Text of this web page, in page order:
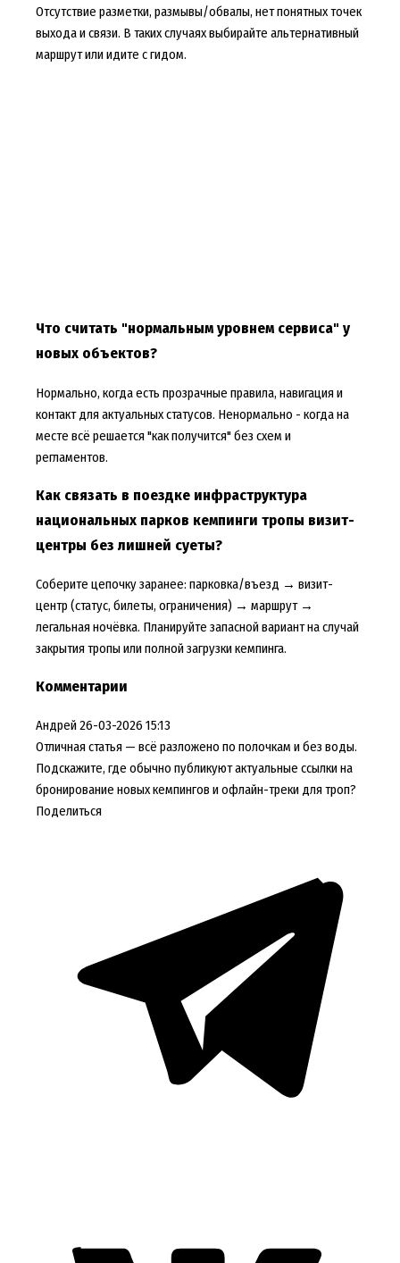
Отсутствие разметки, размывы/обвалы, нет понятных точек
выхода и связи. В таких случаях выбирайте альтернативный
маршрут или идите с гидом.
Что считать "нормальным уровнем сервиса" у
новых объектов?
Нормально, когда есть прозрачные правила, навигация и
контакт для актуальных статусов. Ненормально - когда на
месте всё решается "как получится" без схем и
регламентов.
Как связать в поездке инфраструктура
национальных парков кемпинги тропы визит-
центры без лишней суеты?
Соберите цепочку заранее: парковка/въезд → визит-
центр (статус, билеты, ограничения) → маршрут →
легальная ночёвка. Планируйте запасной вариант на случай
закрытия тропы или полной загрузки кемпинга.
Комментарии
Андрей26-03-2026 15:13
Отличная статья — всё разложено по полочкам и без воды.
Подскажите, где обычно публикуют актуальные ссылки на
бронирование новых кемпингов и офлайн-треки для троп?
Поделиться